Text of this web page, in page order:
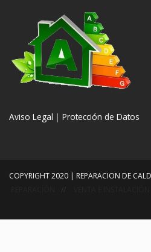
Aviso Legal | Protección de Datos
COPYRIGHT 2020 | REPARACION DE